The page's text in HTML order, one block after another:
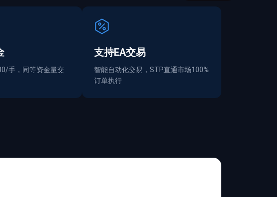
手，同等资金量交
支持EA交易
智能自动化交易，STP直通市场100%
订单执行